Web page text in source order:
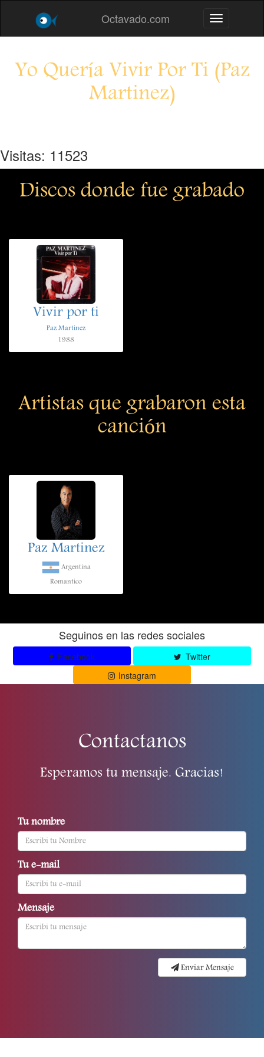
Octavado.com Toggle
Yo Quería Vivir Por Ti (Paz
Martinez)
Visitas: 11523
Discos donde fue grabado
Vivir por ti
Paz Martinez
1988
Artistas que grabaron esta
canción
Paz Martinez
Argentina
Romantico
Seguinos en las redes sociales
Facebook
Twitter
Instagram
Contactanos
Esperamos tu mensaje. Gracias!
Tu nombre
Tu e-mail
Mensaje
Enviar Mensaje